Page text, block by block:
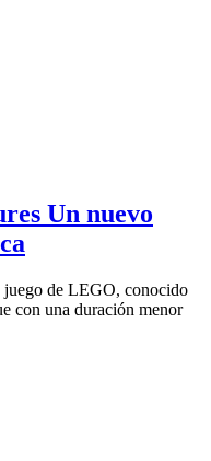
Un nuevo
de LEGO, conocido
con una duración menor